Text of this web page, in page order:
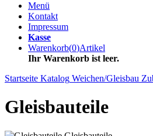
Menü
Kontakt
Impressum
Kasse
Warenkorb(0)Artikel
Ihr Warenkorb ist leer.
Startseite Katalog Weichen/Gleisbau
Gleisbauteile